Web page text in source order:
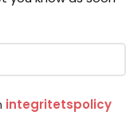
integritetspolicy